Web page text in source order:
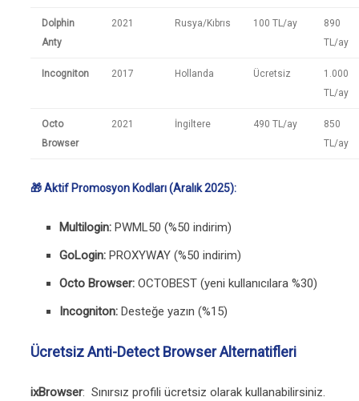
Dolphin
Anty
2021 Rusya/Kıbrıs 100 TL/ay
890
TL/ay
Incogniton 2017 Hollanda Ücretsiz
1.000
TL/ay
Octo
Browser
2021 İngiltere 490 TL/ay
850
TL/ay
🎁 Aktif Promosyon Kodları (Aralık 2025):
Multilogin: PWML50 (%50 indirim)
GoLogin: PROXYWAY (%50 indirim)
Octo Browser: OCTOBEST (yeni kullanıcılara %30)
Incogniton: Desteğe yazın (%15)
Ücretsiz Anti-Detect Browser Alternatifleri
ixBrowser: Sınırsız profili ücretsiz olarak kullanabilirsiniz.